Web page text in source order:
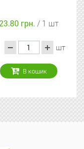
28.40